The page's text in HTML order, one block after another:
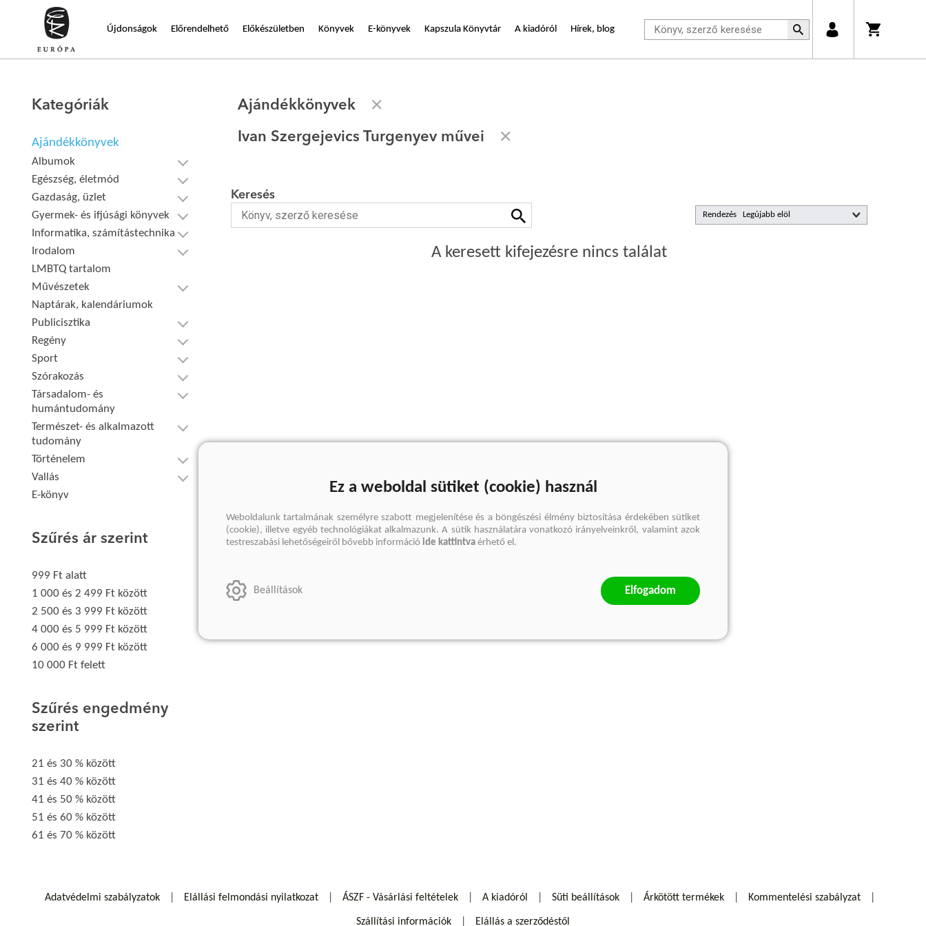
Újdonságok Előrendelhető Előkészületben Könyvek E-könyvek Kapszula Könyvtár A kiadóról Hírek, blog
Kategóriák
Ajándékkönyvek
Albumok
Egészség, életmód
Gazdaság, üzlet
Gyermek- és ifjúsági könyvek
Informatika, számítástechnika
Irodalom
LMBTQ tartalom
Művészetek
Naptárak, kalendáriumok
Publicisztika
Regény
Sport
Szórakozás
Társadalom- és
humántudomány
Természet- és alkalmazott
tudomány
Történelem
Vallás
E-könyv
Szűrés ár szerint
999 Ft alatt
1 000 és 2 499 Ft között
2 500 és 3 999 Ft között
4 000 és 5 999 Ft között
6 000 és 9 999 Ft között
10 000 Ft felett
Szűrés engedmény
szerint
21 és 30 % között
31 és 40 % között
41 és 50 % között
51 és 60 % között
61 és 70 % között
Ajándékkönyvek
Ivan Szergejevics Turgenyev művei
Rendezés
Keresés
A keresett kifejezésre nincs találat
Adatvédelmi szabályzatok Elállási felmondási nyilatkozat ÁSZF - Vásárlási feltételek A kiadóról Süti beállítások Árkötött termékek Kommentelési szabályzat
Szállítási információk Elállás a szerződéstől
Ez a weboldal sütiket (cookie) használ
Weboldalunk tartalmának személyre szabott megjelenítése és a böngészési élmény biztosítása érdekében sütiket
(cookie), illetve egyéb technológiákat alkalmazunk. A sütik használatára vonatkozó irányelveinkről, valamint azok
testreszabási lehetőségeiről bővebb információ ide kattintva érhető el.
Beállítások Elfogadom